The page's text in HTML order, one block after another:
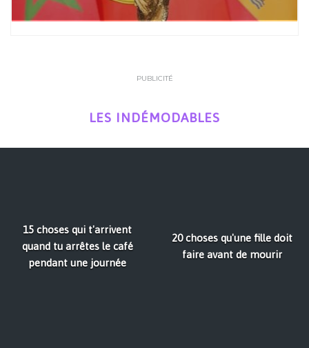
PUBLICITÉ
LES INDÉMODABLES
15 choses qui t'arrivent
quand tu arrêtes le café
pendant une journée
20 choses qu'une fille doit
faire avant de mourir